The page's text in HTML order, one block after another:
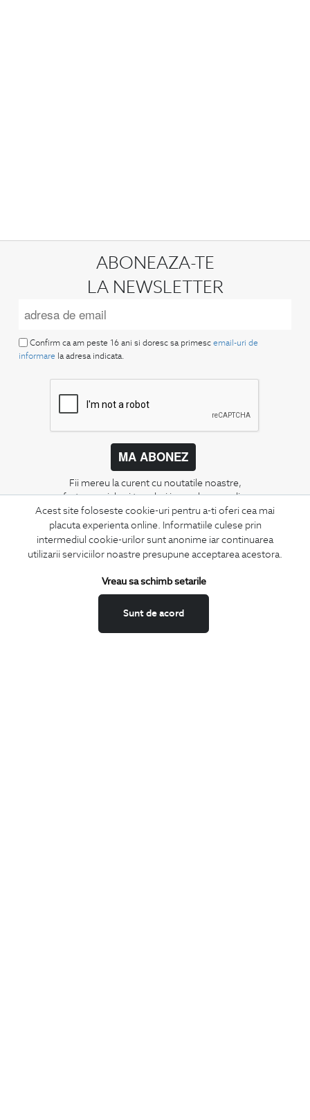
Acest site foloseste cookie-uri pentru a-ti oferi cea mai
placuta experienta online. Informatiile culese prin
intermediul cookie-urilor sunt anonime iar continuarea
utilizarii serviciilor noastre presupune acceptarea acestora.
Sunt de acord
Vreau sa schimb setarile
ABONEAZA-TE
LA NEWSLETTER
Confirm ca am peste 16 ani si doresc sa primesc email-uri de
informare la adresa indicata.
MA ABONEZ
Fii mereu la curent cu noutatile noastre,
oferte speciale si trenduri in moda masculina.
CONCIERGE
Termeni si conditii
Securitatea datelor